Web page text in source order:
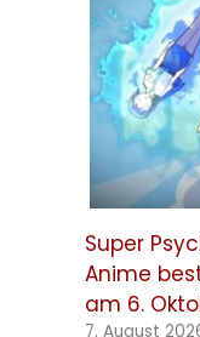
Super
Anime
am 6.
7. August